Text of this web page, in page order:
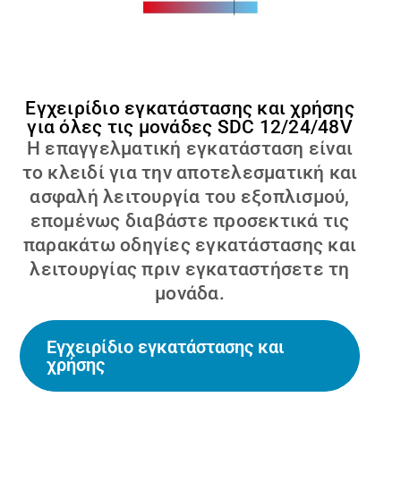
Εγχειρίδιο εγκατάστασης και χρήσης
για όλες τις μονάδες SDC 12/24/48V
Η επαγγελματική εγκατάσταση είναι
το κλειδί για την αποτελεσματική και
ασφαλή λειτουργία του εξοπλισμού,
επομένως διαβάστε προσεκτικά τις
παρακάτω οδηγίες εγκατάστασης και
λειτουργίας πριν εγκαταστήσετε τη
μονάδα.
Εγχειρίδιο εγκατάστασης και
χρήσης